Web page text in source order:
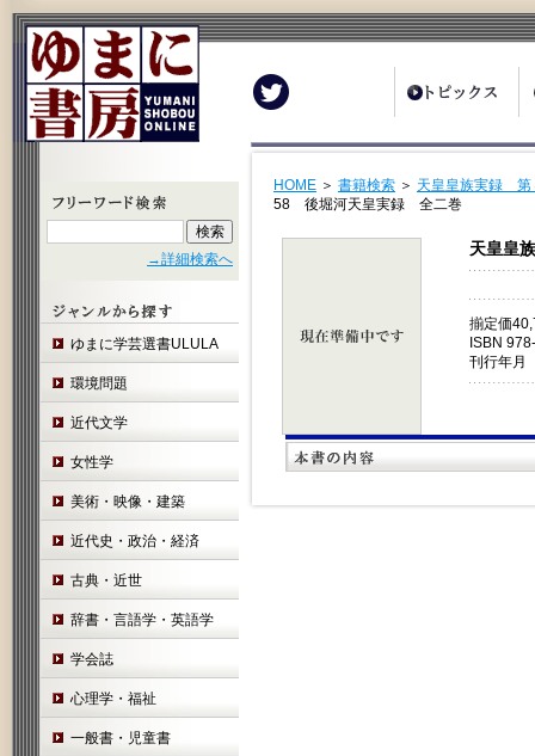
→詳細検索へ
ゆまに学芸選書ULULA
環境問題
近代文学
女性学
美術・映像・建築
近代史・政治・経済
古典・近世
辞書・言語学・英語学
学会誌
心理学・福祉
一般書・児童書
HOME ＞ 書籍検索 ＞ 天皇皇族実録
58 後堀河天皇実録 全二巻
天皇皇
揃定価
ISBN
刊行年